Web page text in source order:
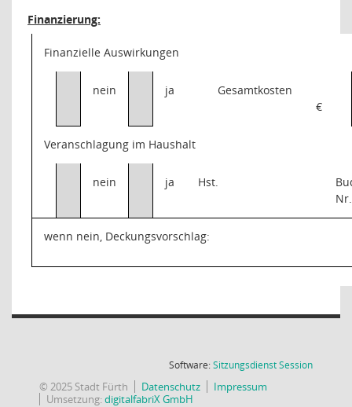
Finanzierung:
Finanzielle Auswirkungen
nein ja
Gesamtkosten
€
Veranschlagung im Haushalt
nein ja Hst.
wenn nein, Deckungsvorschlag:
Software:SitzungsdienstSession(Wird in
© 2025 Stadt Fürth Datenschutz
Impressum
Umsetzung:digitalfabriX GmbH